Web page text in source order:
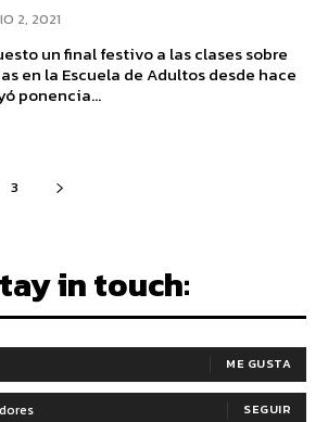
2, 2021
un final festivo a las clases sobre
en la Escuela de Adultos desde hace
ponencia...
3
in touch:
ME GUSTA
SEGUIR